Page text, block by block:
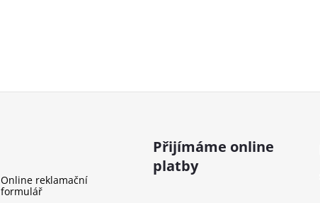
Online reklamační
formulář
Přijímáme online
platby